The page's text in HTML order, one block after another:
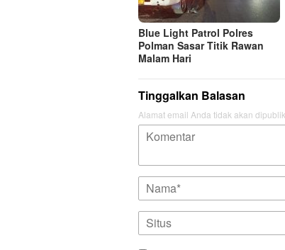
Blue Light Patrol Polres
Polman Sasar Titik Rawan
Malam Hari
Tinggalkan Balasan
Alamat email Anda tidak akan